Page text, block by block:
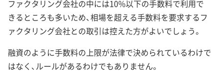
ファクタリング会社の中には10%以下の手数料で利用で
きるところも多いため、相場を超える手数料を要求するフ
ァクタリング会社との取引は控えた方がよいでしょう。
融資のように手数料の上限が法律で決められているわけで
はなく、ルールがあるわけでもありません。